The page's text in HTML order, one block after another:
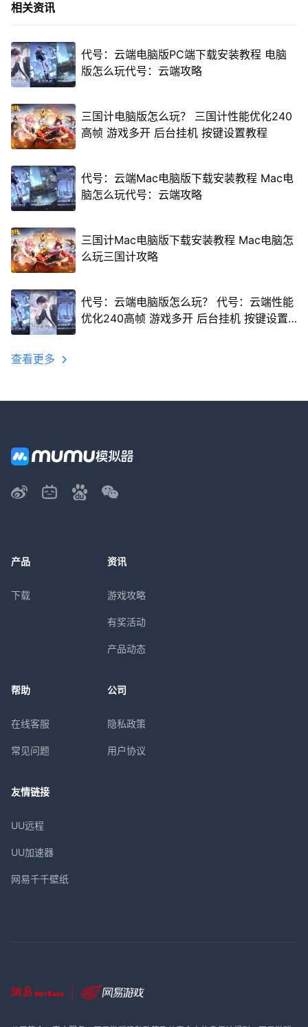
相关资讯
代号：云端电脑版PC端下载安装教程 电脑
版怎么玩代号：云端攻略
三国计电脑版怎么玩？ 三国计性能优化240
高帧 游戏多开 后台挂机 按键设置教程
代号：云端Mac电脑版下载安装教程 Mac电
脑怎么玩代号：云端攻略
三国计Mac电脑版下载安装教程 Mac电脑怎
么玩三国计攻略
代号：云端电脑版怎么玩？ 代号：云端性能
优化240高帧 游戏多开 后台挂机 按键设置
查看更多
产品
下载
资讯
游戏攻略
有奖活动
产品动态
帮助
在线客服
常见问题
公司
隐私政策
用户协议
友情链接
UU远程
UU加速器
网易千千壁纸